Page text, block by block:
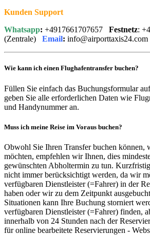
Kunden Support
Whatsapp: +4917661707657 Festnetz:
(Zentrale) Email: info@airporttaxis24.com
Wie kann ich einen Flughafentransfer buchen?
Füllen Sie einfach das Buchungsformular
geben Sie alle erforderlichen Daten wie
und Handynummer an.
Muss ich meine Reise im Voraus buchen?
Obwohl Sie Ihren Transfer buchen können,
möchten, empfehlen wir Ihnen, dies
gewünschten Abholtermin zu tun.
nicht immer berücksichtigt werden, da wir
verfügbaren Dienstleister (=Fahrer) in der
haben oder wir zu dem Zeitpunkt
Situationen kann Ihre Buchung storniert
verfügbaren Dienstleister (=Fahrer) finden,
innerhalb von 24 Stunden nach der
für online bearbeitete Reservierungen -